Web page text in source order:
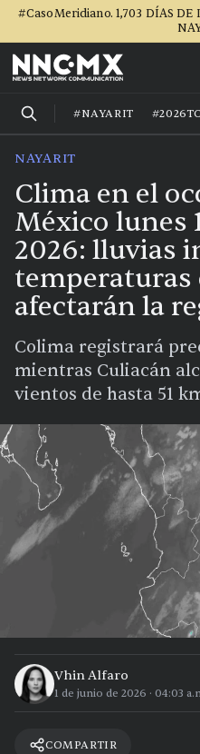
#CasoMeridiano. 1,703 DÍAS
#NAYARIT
NAYARIT
Clima en el
México lunes
2026: lluvias
temperaturas
afectarán la
Colima registrará
mientras Culiacán
vientos de hasta 51
Vhin Alfaro
1 de junio de 2026 · 04:03
COMPARTIR